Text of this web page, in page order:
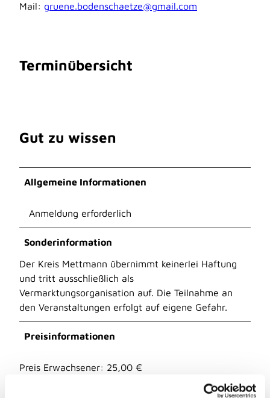
Mail: gruene.bodenschaetze@gmail.com
Terminübersicht
Gut zu wissen
Allgemeine Informationen
Anmeldung erforderlich
Sonderinformation
Der Kreis Mettmann übernimmt keinerlei Haftung
und tritt ausschließlich als
Vermarktungsorganisation auf. Die Teilnahme an
den Veranstaltungen erfolgt auf eigene Gefahr.
Preisinformationen
Preis Erwachsener: 25,00 €